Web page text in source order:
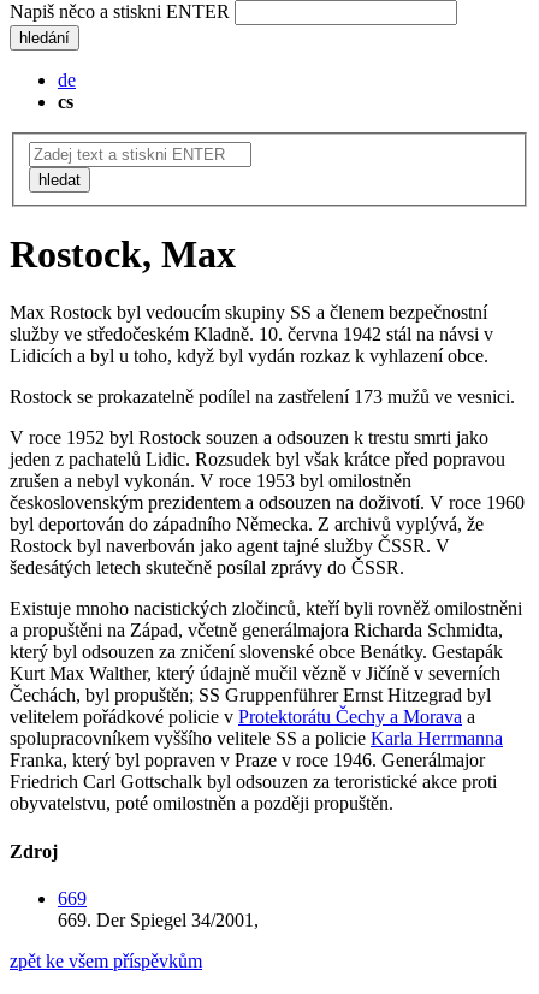
Napiš něco a stiskni ENTER
hledání
de
cs
hledat
Rostock, Max
Max Rostock byl vedoucím skupiny SS a členem bezpečnostní
služby ve středočeském Kladně. 10. června 1942 stál na návsi v
Lidicích a byl u toho, když byl vydán rozkaz k vyhlazení obce.
Rostock se prokazatelně podílel na zastřelení 173 mužů ve vesnici.
V roce 1952 byl Rostock souzen a odsouzen k trestu smrti jako
jeden z pachatelů Lidic. Rozsudek byl však krátce před popravou
zrušen a nebyl vykonán. V roce 1953 byl omilostněn
československým prezidentem a odsouzen na doživotí. V roce 1960
byl deportován do západního Německa. Z archivů vyplývá, že
Rostock byl naverbován jako agent tajné služby ČSSR. V
šedesátých letech skutečně posílal zprávy do ČSSR.
Existuje mnoho nacistických zločinců, kteří byli rovněž omilostněni
a propuštěni na Západ, včetně generálmajora Richarda Schmidta,
který byl odsouzen za zničení slovenské obce Benátky. Gestapák
Kurt Max Walther, který údajně mučil vězně v Jičíně v severních
Čechách, byl propuštěn; SS Gruppenführer Ernst Hitzegrad byl
velitelem pořádkové policie v Protektorátu Čechy a Morava a
spolupracovníkem vyššího velitele SS a policie Karla Herrmanna
Franka, který byl popraven v Praze v roce 1946. Generálmajor
Friedrich Carl Gottschalk byl odsouzen za teroristické akce proti
obyvatelstvu, poté omilostněn a později propuštěn.
Zdroj
669
669. Der Spiegel 34/2001,
zpět ke všem příspěvkům